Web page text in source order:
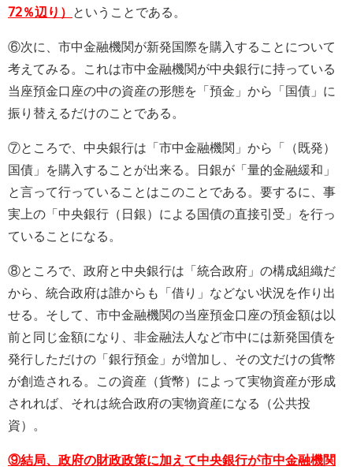
72％辺り） ということである。
⑥次に、市中金融機関が新発国際を購入することについて
考えてみる。これは市中金融機関が中央銀行に持っている
当座預金口座の中の資産の形態を「預金」から「国債」に
振り替えるだけのことである。
⑦ところで、中央銀行は「市中金融機関」から「（既発）
国債」を購入することが出来る。日銀が「量的金融緩和」
と言って行っていることはこのことである。要するに、事
実上の「中央銀行（日銀）による国債の直接引受」を行っ
ていることになる。
⑧ところで、政府と中央銀行は「統合政府」の構成組織だ
から、統合政府は誰からも「借り」などない状況を作り出
せる。そして、市中金融機関の当座預金口座の預金額は以
前と同じ金額になり、非金融法人など市中には新発国債を
発行しただけの「銀行預金」が増加し、その文だけの貨幣
が創造される。この資産（貨幣）によって実物資産が形成
されれば、それは統合政府の実物資産になる（公共投
資）。
⑨結局、政府の財政政策に加えて中央銀行が市中金融機関